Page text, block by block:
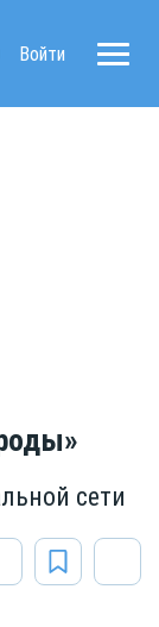
Войти
сети